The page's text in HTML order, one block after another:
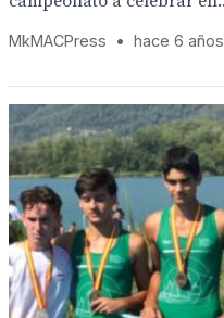
MkMACPress • hace 6 años